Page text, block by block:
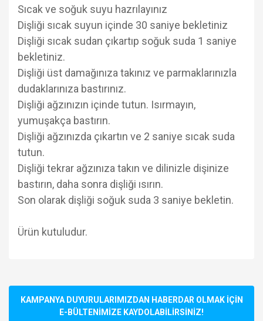
Sıcak ve soğuk suyu hazrılayınız
Dişliği sıcak suyun içinde 30 saniye bekletiniz
Dişliği sıcak sudan çıkartıp soğuk suda 1 saniye
bekletiniz.
Dişliği üst damağınıza takınız ve parmaklarınızla
dudaklarınıza bastırınız.
Dişliği ağzınızın içinde tutun. Isırmayın,
yumuşakça bastırın.
Dişliği ağzınızda çıkartın ve 2 saniye sıcak suda
tutun.
Dişliği tekrar ağzınıza takın ve dilinizle dişinize
bastırın, daha sonra dişliği ısırın.
Son olarak dişliği soğuk suda 3 saniye bekletin.
Ürün kutuludur.
Yorum Yaz
kullanarak tarafımıza iletebilirsiniz.
Görüş ve önerileriniz için teşekkür ederiz.
KAMPANYA DUYURULARIMIZDAN HABERDAR OLMAK İÇİN
E-BÜLTENİMİZE KAYDOLABİLİRSİNİZ!